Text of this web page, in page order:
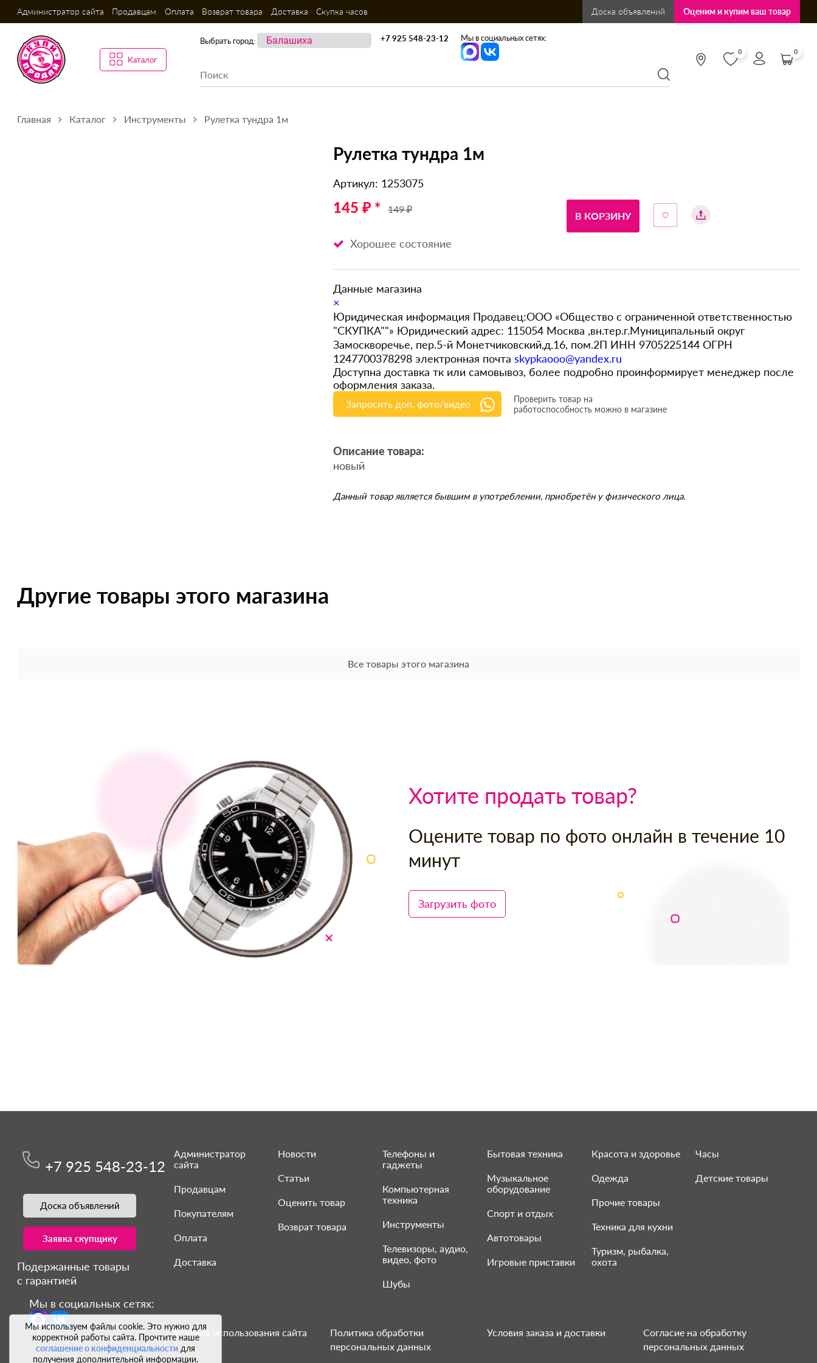
Администратор сайта Продавцам Оплата Возврат товара Доставка Скупка часов Доска объявлений Оценим и купим ваш товар
Каталог
Выбрать город: +7 925 548-23-12 Мы в социальных сетях:
0 0
Главная Каталог Инструменты Рулетка тундра 1м
Рулетка тундра 1м
Артикул: 1253075
145 ₽ * 149 ₽
Хорошее состояние
В КОРЗИНУ
Данные магазина
×
Юридическая информация Продавец:ООО «Общество с ограниченной ответственностью
"СКУПКА""» Юридический адрес: 115054 Москва ,вн.тер.г.Муниципальный округ
Замоскворечье, пер.5-й Монетчиковский,д.16, пом.2П ИНН 9705225144 ОГРН
1247700378298 электронная почта skypkaooo@yandex.ru
Доступна доставка тк или самовывоз, более подробно проинформирует менеджер после
оформления заказа.
Запросить доп. фото/видео
Проверить товар на
работоспособность можно в магазине
Описание товара:
новый
Данный товар является бывшим в употреблении, приобретён у физического лица.
Другие товары этого магазина
Все товары этого магазина
Хотите продать товар?
Оцените товар по фото онлайн в течение 10
минут
Загрузить фото
Мы используем файлы cookie. Это нужно для
корректной работы сайта. Прочтите наше
соглашение о конфиденциальности для
получения дополнительной информации.
+7 925 548-23-12
Доска объявлений
Заявка скупщику
Подержанные товары
с гарантией
Мы в социальных сетях:
Администратор
сайта
Продавцам
Покупателям
Оплата
Доставка
Новости
Статьи
Оценить товар
Возврат товара
Телефоны и
гаджеты
Компьютерная
техника
Инструменты
Телевизоры, аудио,
видео, фото
Шубы
Бытовая техника
Музыкальное
оборудование
Спорт и отдых
Автотовары
Игровые приставки
Красота и здоровье
Одежда
Прочие товары
Техника для кухни
Туризм, рыбалка,
охота
Часы
Детские товары
Условия использования сайта
Политика обработки
персональных данных
Условия заказа и доставки
Согласие на обработку
персональных данных